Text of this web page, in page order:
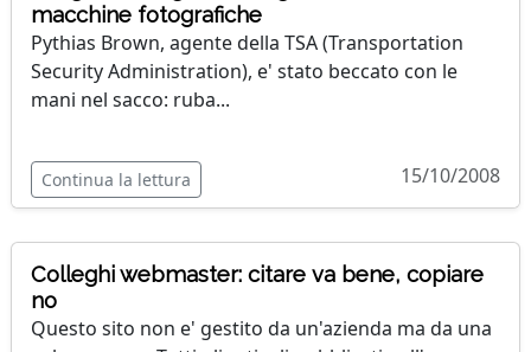
macchine fotografiche
Pythias Brown, agente della TSA (Transportation
Security Administration), e' stato beccato con le
mani nel sacco: ruba...
Continua la lettura 15/10/2008
Colleghi webmaster: citare va bene, copiare
no
Questo sito non e' gestito da un'azienda ma da una